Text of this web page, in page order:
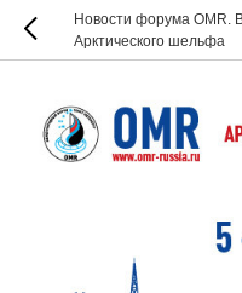
Новости форума OMR.
Арктического шельфа